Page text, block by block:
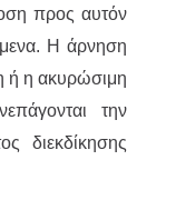
προς αυτόν
Η άρνηση
ή η ακυρώσιμη
την
διεκδίκησης